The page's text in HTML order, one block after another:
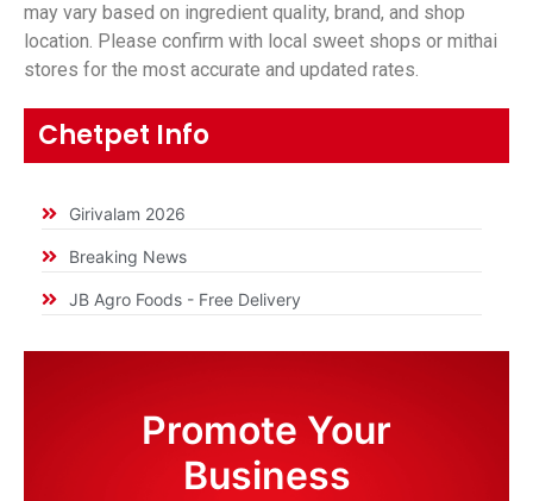
may vary based on ingredient quality, brand, and shop
location. Please confirm with local sweet shops or mithai
stores for the most accurate and updated rates.
Chetpet Info
Girivalam 2026
Breaking News
JB Agro Foods - Free Delivery
Promote Your
Business